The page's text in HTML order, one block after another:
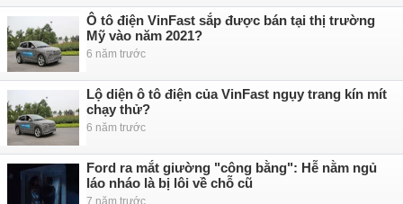
Ô tô điện VinFast sắp được bán tại thị trường
Mỹ vào năm 2021?
6 năm trước
Lộ diện ô tô điện của VinFast ngụy trang kín mít
chạy thử?
6 năm trước
Ford ra mắt giường "công bằng": Hễ nằm ngủ
láo nháo là bị lôi về chỗ cũ
7 năm trước